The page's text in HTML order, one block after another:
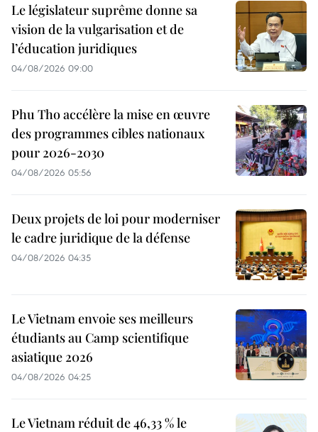
Le législateur suprême donne sa
vision de la vulgarisation et de
l’éducation juridiques
04/08/2026 09:00
Phu Tho accélère la mise en œuvre
des programmes cibles nationaux
pour 2026-2030
04/08/2026 05:56
Deux projets de loi pour moderniser
le cadre juridique de la défense
04/08/2026 04:35
Le Vietnam envoie ses meilleurs
étudiants au Camp scientifique
asiatique 2026
04/08/2026 04:25
Le Vietnam réduit de 46,33 % le